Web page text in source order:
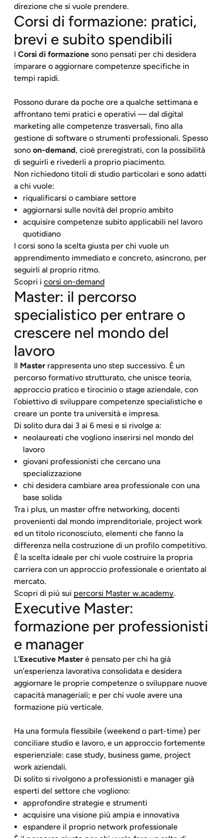
direzione che si vuole prendere.
Corsi di formazione: pratici,
brevi e subito spendibili
I Corsi di formazione sono pensati per chi desidera
imparare o aggiornare competenze specifiche in
tempi rapidi.
Possono durare da poche ore a qualche settimana e
affrontano temi pratici e operativi — dal digital
marketing alle competenze trasversali, fino alla
gestione di software o strumenti professionali. Spesso
sono on-demand, cioè preregistrati, con la possibilità
di seguirli e rivederli a proprio piacimento.
Non richiedono titoli di studio particolari e sono adatti
a chi vuole:
riqualificarsi o cambiare settore
aggiornarsi sulle novità del proprio ambito
acquisire competenze subito applicabili nel lavoro
quotidiano
I corsi sono la scelta giusta per chi vuole un
apprendimento immediato e concreto, asincrono, per
seguirli al proprio ritmo.
Scopri i corsi on-demand
Master: il percorso
specialistico per entrare o
crescere nel mondo del
lavoro
Il Master rappresenta uno step successivo. È un
percorso formativo strutturato, che unisce teoria,
approccio pratico e tirocinio o stage aziendale, con
l’obiettivo di sviluppare competenze specialistiche e
creare un ponte tra università e impresa.
Di solito dura dai 3 ai 6 mesi e si rivolge a:
neolaureati che vogliono inserirsi nel mondo del
lavoro
giovani professionisti che cercano una
specializzazione
chi desidera cambiare area professionale con una
base solida
Tra i plus, un master offre networking, docenti
provenienti dal mondo imprenditoriale, project work
ed un titolo riconosciuto, elementi che fanno la
differenza nella costruzione di un profilo competitivo.
È la scelta ideale per chi vuole costruire la propria
carriera con un approccio professionale e orientato al
mercato.
Scopri di più sui percorsi Master w.academy.
Executive Master:
formazione per professionisti
e manager
L’Executive Master è pensato per chi ha già
un’esperienza lavorativa consolidata e desidera
aggiornare le proprie competenze o sviluppare nuove
capacità manageriali; e per chi vuole avere una
formazione più verticale.
Ha una formula flessibile (weekend o part-time) per
conciliare studio e lavoro, e un approccio fortemente
esperienziale: case study, business game, project
work aziendali.
Di solito si rivolgono a professionisti e manager già
esperti del settore che vogliono:
approfondire strategie e strumenti
acquisire una visione più ampia e innovativa
espandere il proprio network professionale